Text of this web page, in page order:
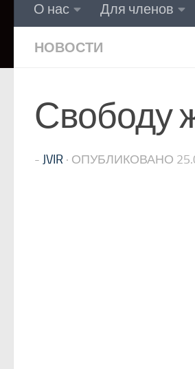
О нас Для членов
НОВОСТИ
Свободу
- JVIR · ОПУБЛИКОВАНО